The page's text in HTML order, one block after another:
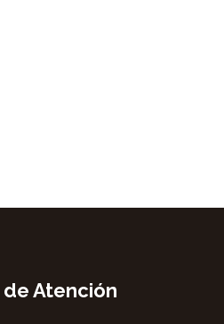
Atención